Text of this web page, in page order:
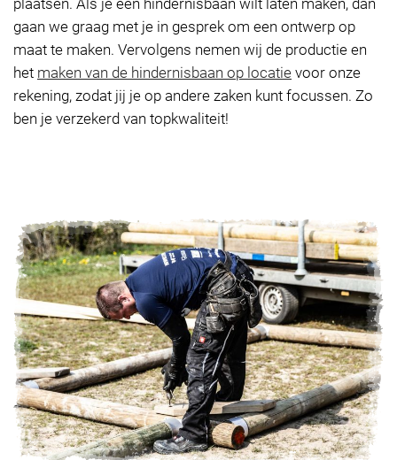
plaatsen. Als je een hindernisbaan wilt laten maken, dan
gaan we graag met je in gesprek om een ontwerp op
maat te maken. Vervolgens nemen wij de productie en
het maken van de hindernisbaan op locatie voor onze
rekening, zodat jij je op andere zaken kunt focussen. Zo
ben je verzekerd van topkwaliteit!